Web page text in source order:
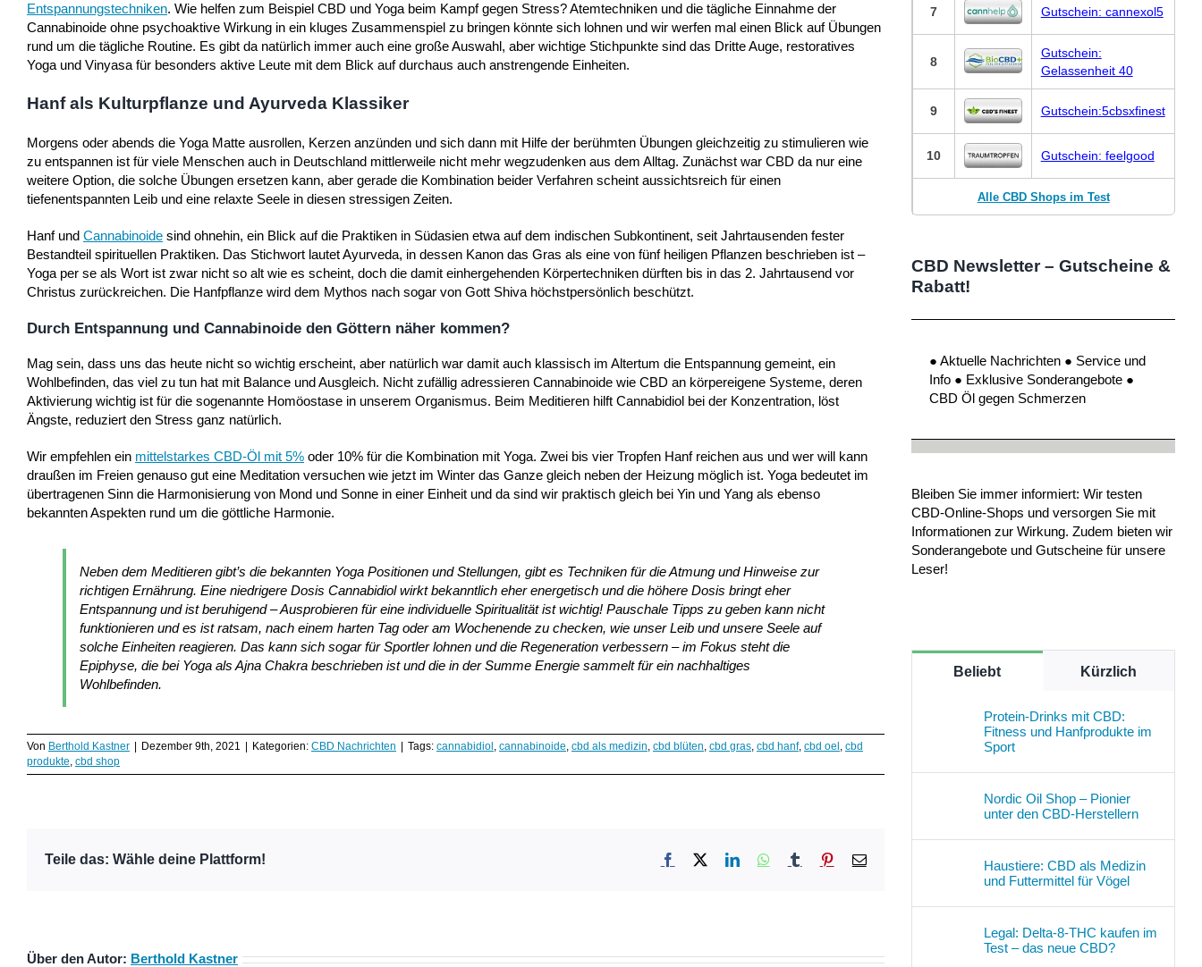
Entspannungstechniken. Wie helfen zum Beispiel CBD und Yoga beim Kampf gegen Stress? Atemtechniken und die tägliche Einnahme der
Cannabinoide ohne psychoaktive Wirkung in ein kluges Zusammenspiel zu bringen könnte sich lohnen und wir werfen mal einen Blick auf Übungen
rund um die tägliche Routine. Es gibt da natürlich immer auch eine große Auswahl, aber wichtige Stichpunkte sind das Dritte Auge, restoratives
Yoga und Vinyasa für besonders aktive Leute mit dem Blick auf durchaus auch anstrengende Einheiten.
Hanf als Kulturpflanze und Ayurveda Klassiker
Morgens oder abends die Yoga Matte ausrollen, Kerzen anzünden und sich dann mit Hilfe der berühmten Übungen gleichzeitig zu stimulieren wie
zu entspannen ist für viele Menschen auch in Deutschland mittlerweile nicht mehr wegzudenken aus dem Alltag. Zunächst war CBD da nur eine
weitere Option, die solche Übungen ersetzen kann, aber gerade die Kombination beider Verfahren scheint aussichtsreich für einen
tiefenentspannten Leib und eine relaxte Seele in diesen stressigen Zeiten.
Hanf und Cannabinoide sind ohnehin, ein Blick auf die Praktiken in Südasien etwa auf dem indischen Subkontinent, seit Jahrtausenden fester
Bestandteil spirituellen Praktiken. Das Stichwort lautet Ayurveda, in dessen Kanon das Gras als eine von fünf heiligen Pflanzen beschrieben ist –
Yoga per se als Wort ist zwar nicht so alt wie es scheint, doch die damit einhergehenden Körpertechniken dürften bis in das 2. Jahrtausend vor
Christus zurückreichen. Die Hanfpflanze wird dem Mythos nach sogar von Gott Shiva höchstpersönlich beschützt.
Durch Entspannung und Cannabinoide den Göttern näher kommen?
Mag sein, dass uns das heute nicht so wichtig erscheint, aber natürlich war damit auch klassisch im Altertum die Entspannung gemeint, ein
Wohlbefinden, das viel zu tun hat mit Balance und Ausgleich. Nicht zufällig adressieren Cannabinoide wie CBD an körpereigene Systeme, deren
Aktivierung wichtig ist für die sogenannte Homöostase in unserem Organismus. Beim Meditieren hilft Cannabidiol bei der Konzentration, löst
Ängste, reduziert den Stress ganz natürlich.
Wir empfehlen ein mittelstarkes CBD-Öl mit 5% oder 10% für die Kombination mit Yoga. Zwei bis vier Tropfen Hanf reichen aus und wer will kann
draußen im Freien genauso gut eine Meditation versuchen wie jetzt im Winter das Ganze gleich neben der Heizung möglich ist. Yoga bedeutet im
übertragenen Sinn die Harmonisierung von Mond und Sonne in einer Einheit und da sind wir praktisch gleich bei Yin und Yang als ebenso
bekannten Aspekten rund um die göttliche Harmonie.
Neben dem Meditieren gibt’s die bekannten Yoga Positionen und Stellungen, gibt es Techniken für die Atmung und Hinweise zur
richtigen Ernährung. Eine niedrigere Dosis Cannabidiol wirkt bekanntlich eher energetisch und die höhere Dosis bringt eher
Entspannung und ist beruhigend – Ausprobieren für eine individuelle Spiritualität ist wichtig! Pauschale Tipps zu geben kann nicht
funktionieren und es ist ratsam, nach einem harten Tag oder am Wochenende zu checken, wie unser Leib und unsere Seele auf
solche Einheiten reagieren. Das kann sich sogar für Sportler lohnen und die Regeneration verbessern – im Fokus steht die
Epiphyse, die bei Yoga als Ajna Chakra beschrieben ist und die in der Summe Energie sammelt für ein nachhaltiges
Wohlbefinden.
Von Berthold Kastner | Dezember 9th, 2021 | Kategorien: CBD Nachrichten | Tags: cannabidiol, cannabinoide, cbd als medizin, cbd blüten, cbd gras, cbd hanf, cbd oel, cbd
produkte, cbd shop
Teile das: Wähle deine Plattform! Facebook
X LinkedInWhatsApp
TumblrPinterest
E-
Über den Autor: Berthold Kastner
7 Gutschein: cannexol5
8
Gutschein:
Gelassenheit 40
9 Gutschein:5cbsxfinest
10 Gutschein: feelgood
Alle CBD Shops im Test
CBD Newsletter – Gutscheine &
Rabatt!
● Aktuelle Nachrichten ● Service und
Info ● Exklusive Sonderangebote ●
CBD Öl gegen Schmerzen
Bleiben Sie immer informiert: Wir testen
CBD-Online-Shops und versorgen Sie mit
Informationen zur Wirkung. Zudem bieten wir
Sonderangebote und Gutscheine für unsere
Leser!
Beliebt Kürzlich
Protein-Drinks mit CBD:
Fitness und Hanfprodukte im
Sport
Nordic Oil Shop – Pionier
unter den CBD-Herstellern
Haustiere: CBD als Medizin
und Futtermittel für Vögel
Legal: Delta-8-THC kaufen im
Test – das neue CBD?